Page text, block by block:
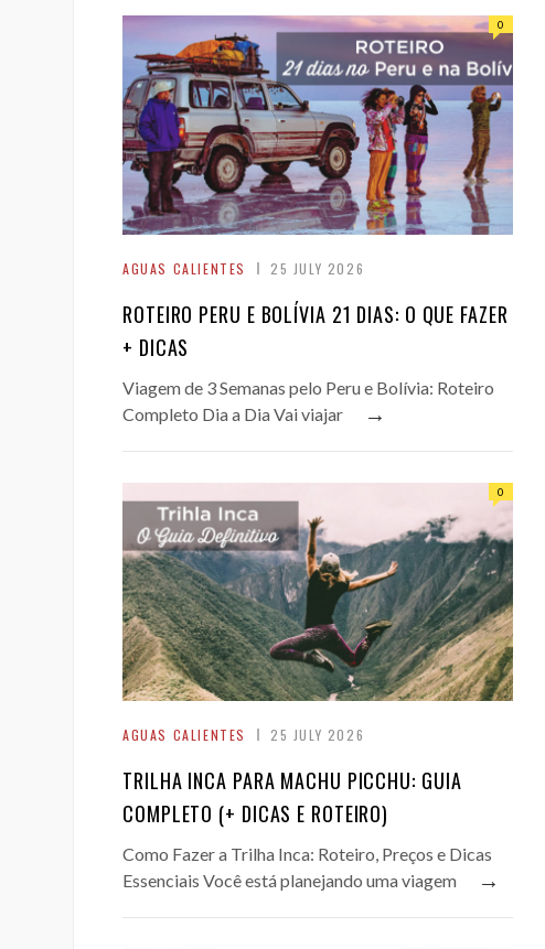
AGUAS CALIENTES 25 JULY 2026
0
ROTEIRO PERU E BOLÍVIA 21 DIAS: O QUE FAZER
+ DICAS
Viagem de 3 Semanas pelo Peru e Bolívia: Roteiro
Completo Dia a Dia Vai viajar
→
AGUAS CALIENTES 25 JULY 2026
0
TRILHA INCA PARA MACHU PICCHU: GUIA
COMPLETO (+ DICAS E ROTEIRO)
Como Fazer a Trilha Inca: Roteiro, Preços e Dicas
Essenciais Você está planejando uma viagem
→